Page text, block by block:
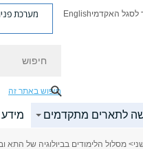
לסגל האקדמיEnglish מערכת
חיפוש באתר זה
לתארים מתקדמים
> מסלול הלימודים בביולוגיה של התא